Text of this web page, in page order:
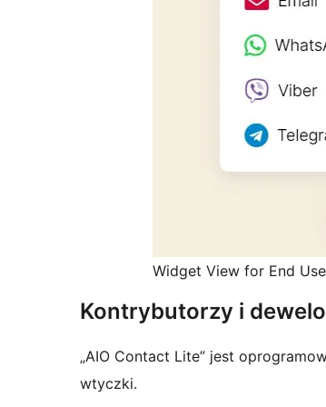
Widget View for End
Kontrybutorzy i
„AIO Contact Lite” jest
wtyczki.